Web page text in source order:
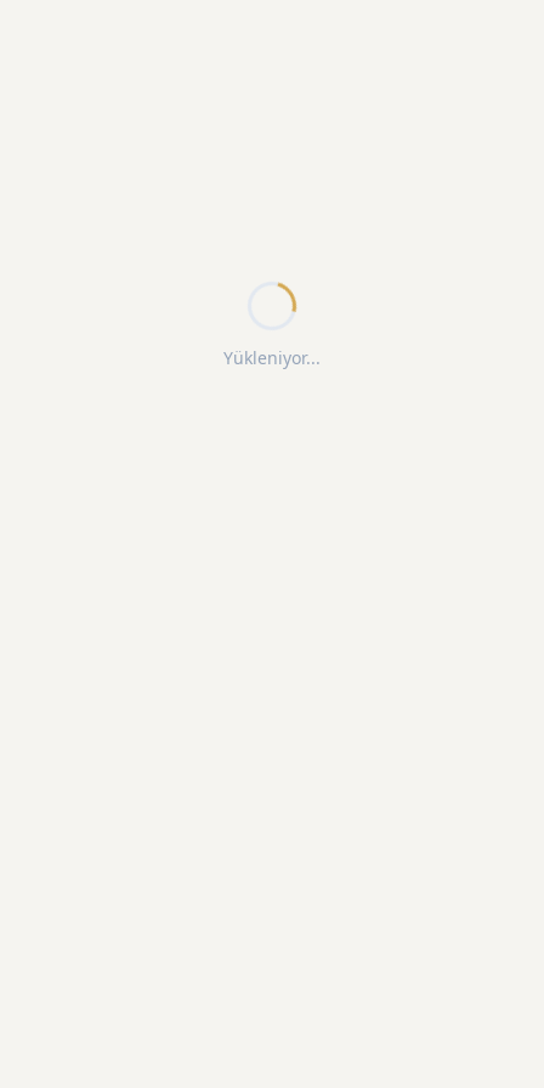
Yükleniyor...